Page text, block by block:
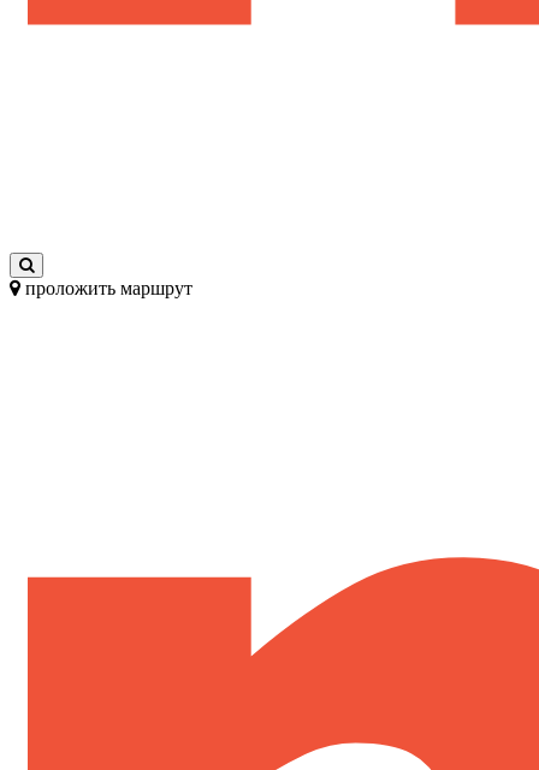
проложить маршрут